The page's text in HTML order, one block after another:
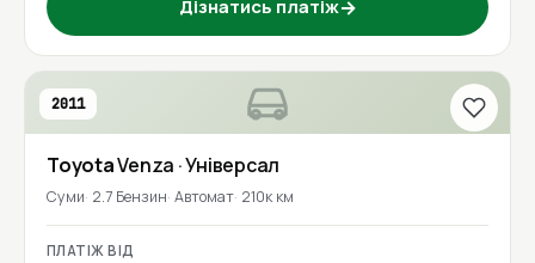
Дізнатись платіж→
2011
ToyotaVenza · Універсал
Суми 2.7 Бензин Автомат 210к км
ПЛАТІЖ ВІД